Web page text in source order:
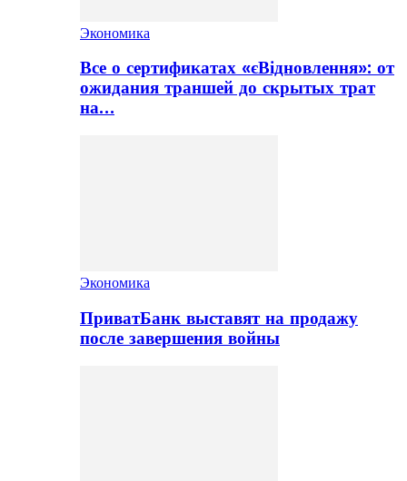
Экономика
Все о сертификатах «єВідновлення»: от
ожидания траншей до скрытых трат
на…
Экономика
ПриватБанк выставят на продажу
после завершения войны